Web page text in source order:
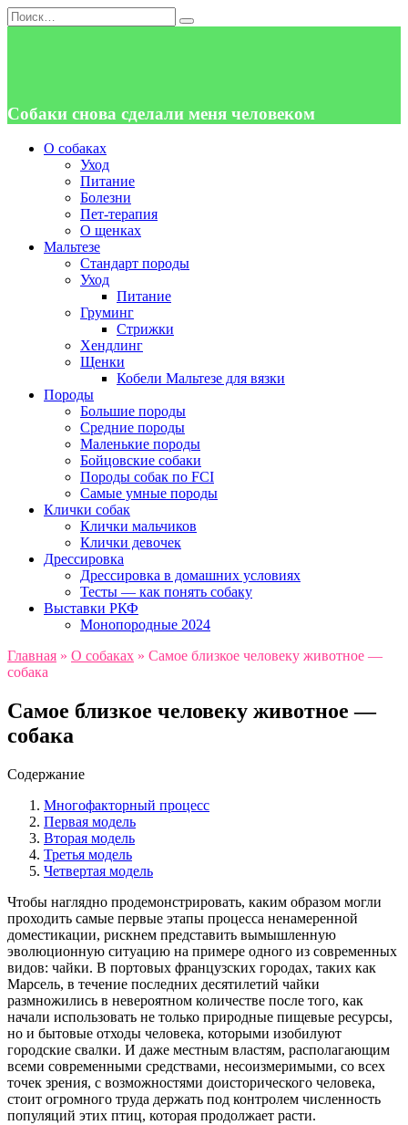
Перейти
к
Search
for:
Собаки снова сделали меня человеком
О собаках
Уход
Питание
Болезни
Пет-терапия
О щенках
Мальтезе
Стандарт породы
Уход
Питание
Груминг
Стрижки
Хендлинг
Щенки
Кобели Мальтезе для вязки
Породы
Большие породы
Средние породы
Маленькие породы
Бойцовские собаки
Породы собак по FCI
Самые умные породы
Клички собак
Клички мальчиков
Клички девочек
Дрессировка
Дрессировка в домашних условиях
Тесты — как понять собаку
Выставки РКФ
Монопородные 2024
Главная » О собаках » Самое близкое человеку животное —
собака
Самое близкое человеку животное —
собака
Содержание
Многофакторный процесс
Первая модель
Вторая модель
Третья модель
Четвертая модель
Чтобы наглядно продемонстрировать, каким образом могли
проходить самые первые этапы процесса ненамеренной
доместикации, рискнем представить вымышленную
эволюционную ситуацию на примере одного из современных
видов: чайки. В портовых французских городах, таких как
Марсель, в течение последних десятилетий чайки
размножились в невероятном количестве после того, как
начали использовать не только природные пищевые ресурсы,
но и бытовые отходы человека, которыми изобилуют
городские свалки. И даже местным властям, располагающим
всеми современными средствами, несоизмеримыми, со всех
точек зрения, с возможностями доисторического человека,
стоит огромного труда держать под контролем численность
популяций этих птиц, которая продолжает расти.